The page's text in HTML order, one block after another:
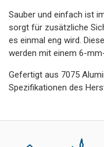
Sauber und einfach ist
sorgt für zusätzliche
es einmal eng wird.
werden mit einem 6-
Gefertigt aus 7075
Spezifikationen des